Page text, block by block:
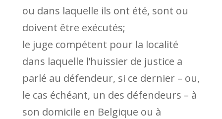
ou dans laquelle ils ont été, sont ou
doivent être exécutés;
le juge compétent pour la localité
dans laquelle l’huissier de justice a
parlé au défendeur, si ce dernier – ou,
le cas échéant, un des défendeurs – à
son domicile en Belgique ou à